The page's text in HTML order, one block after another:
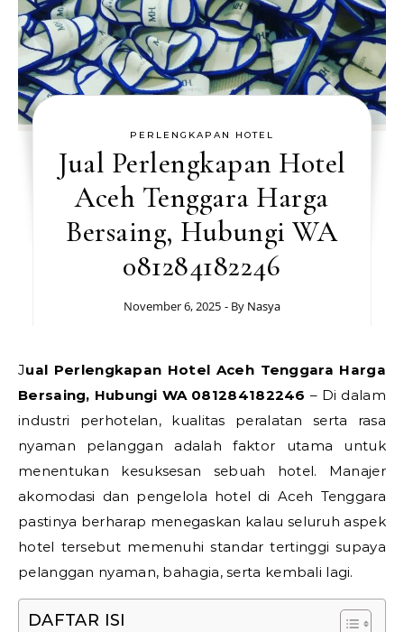
PERLENGKAPAN HOTEL
Jual Perlengkapan Hotel
Aceh Tenggara Harga
Bersaing, Hubungi WA
081284182246
November 6, 2025 - By Nasya
Jual Perlengkapan Hotel Aceh Tenggara Harga
Bersaing, Hubungi WA 081284182246 – Di dalam
industri perhotelan, kualitas peralatan serta rasa
nyaman pelanggan adalah faktor utama untuk
menentukan kesuksesan sebuah hotel. Manajer
akomodasi dan pengelola hotel di Aceh Tenggara
pastinya berharap menegaskan kalau seluruh aspek
hotel tersebut memenuhi standar tertinggi supaya
pelanggan nyaman, bahagia, serta kembali lagi.
DAFTAR ISI